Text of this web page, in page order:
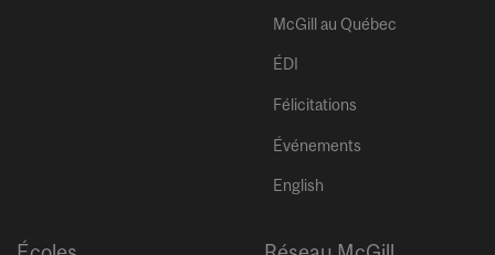
McGill au Québec
ÉDI
Félicitations
Événements
English